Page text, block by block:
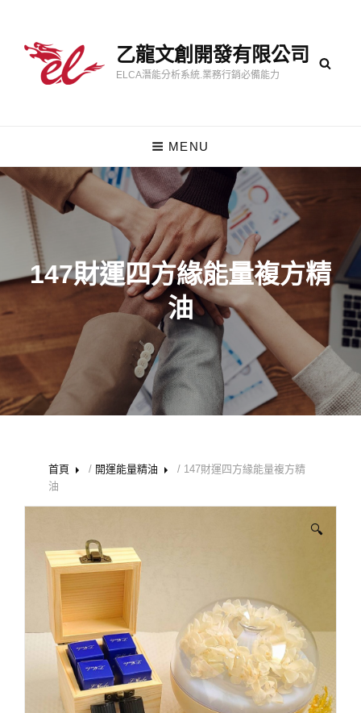
乙龍文創開發有限公司
ELCA潛能分析系統.業務行銷必備能力
MENU
147財運四方緣能量複方精
油
首頁 / 開運能量精油
/ 147財運四方緣能量複方精
油
🔍